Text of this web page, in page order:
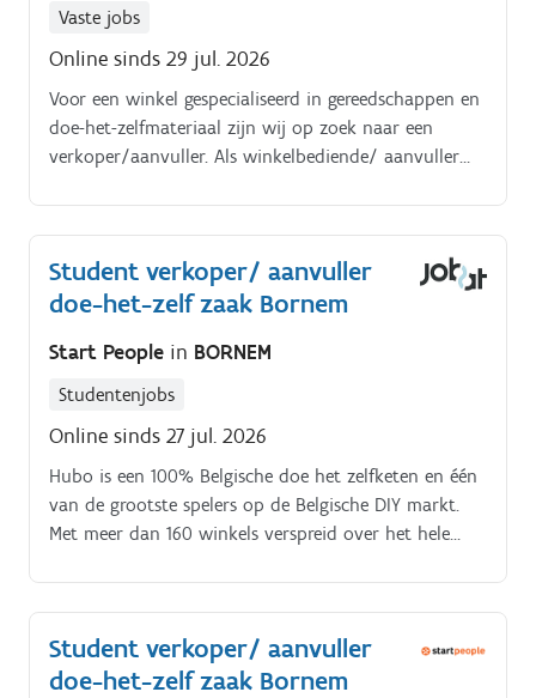
Vaste jobs
Online sinds 29 jul. 2026
Voor een winkel gespecialiseerd in gereedschappen en
doe-het-zelfmateriaal zijn wij op zoek naar een
verkoper/aanvuller. Als winkelbediende/ aanvuller
vriendelijke wijze en geeft hen correct advies Samen
met je collega's zorg je voor een aantrekkelijke
presentie van onze producten in de verschillende
de rekken aangevuld blijven Je helpt bij het laden en
lossen van de goederen: je staat in voor de
voorraden en het uitleveren van de goederen.
Student verkoper/ aanvuller
doe-het-zelf zaak Bornem
Start People in BORNEM
Studentenjobs
Online sinds 27 jul. 2026
Hubo is een 100% Belgische doe het zelfketen en één
van de grootste spelers op de Belgische DIY markt.
Met meer dan 160 winkels verspreid over het hele
klaar om klanten te helpen bij hun bouw , renovatie
, tuin en decoratieprojecten.
Student verkoper/ aanvuller
doe-het-zelf zaak Bornem